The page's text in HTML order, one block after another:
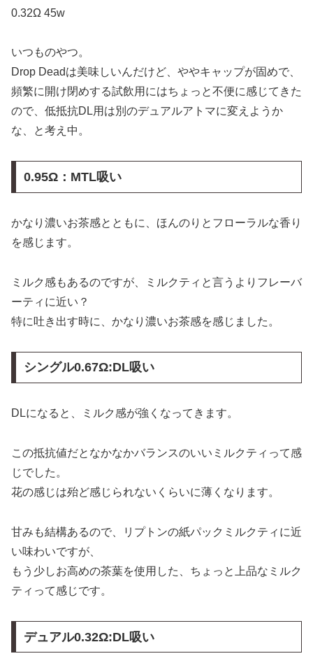
0.32Ω 45w
いつものやつ。
Drop Deadは美味しいんだけど、ややキャップが固めで、
頻繁に開け閉めする試飲用にはちょっと不便に感じてきた
ので、低抵抗DL用は別のデュアルアトマに変えようか
な、と考え中。
0.95Ω：MTL吸い
かなり濃いお茶感とともに、ほんのりとフローラルな香り
を感じます。
ミルク感もあるのですが、ミルクティと言うよりフレーバ
ーティに近い？
特に吐き出す時に、かなり濃いお茶感を感じました。
シングル0.67Ω:DL吸い
DLになると、ミルク感が強くなってきます。
この抵抗値だとなかなかバランスのいいミルクティって感
じでした。
花の感じは殆ど感じられないくらいに薄くなります。
甘みも結構あるので、リプトンの紙パックミルクティに近
い味わいですが、
もう少しお高めの茶葉を使用した、ちょっと上品なミルク
ティって感じです。
デュアル0.32Ω:DL吸い